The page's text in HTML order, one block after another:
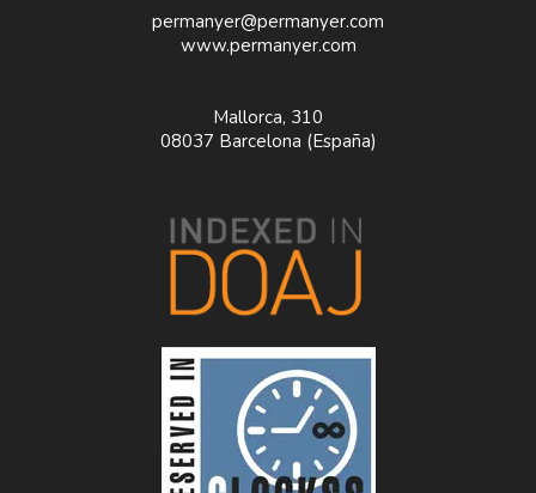
permanyer@permanyer.com
www.permanyer.com
Mallorca, 310
08037 Barcelona (España)